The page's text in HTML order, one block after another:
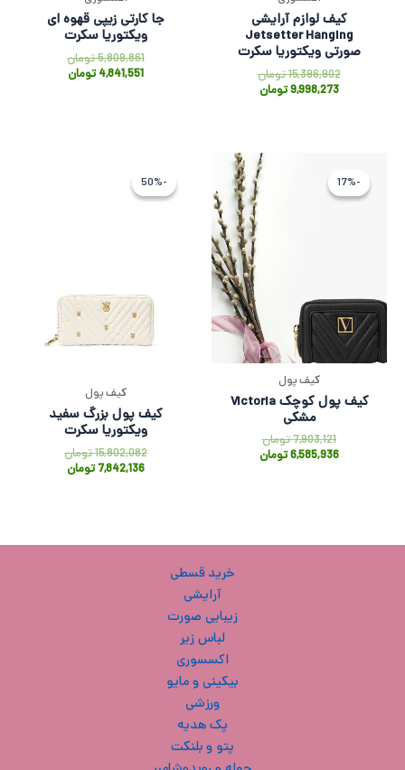
کیف لوازم آرایشی
Jetsetter Hanging
صورتی ویکتوریا سکرت
15,396,902تومان
9,998,273تومان
جا کارتی زیپی قهوه ای
ویکتوریا سکرت
5,809,861تومان
4,841,551 تومان
-17%-17%
کیف پول
کیف پول کوچک Victoria
مشکی
7,903,121تومان
قیمت
اصلی
7,903,121 تومان
بود.
6,585,936تومان
قیمت
فعلی
است.
-50%-50%
کیف پول
کیف پول بزرگ سفید
ویکتوریا سکرت
15,802,082تومان
7,842,136 تومان
خرید قسطی
آرایشی
زیبایی صورت
لباس زیر
اکسسوری
بیکینی و مایو
ورزشی
پک هدیه
پتو و بلنکت